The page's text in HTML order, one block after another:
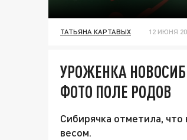
ТАТЬЯНА КАРТАВЫХ 12 ИЮНЯ
УРОЖЕНКА
ФОТО ПОЛЕ РОДОВ
Сибирячка отметила,
весом.